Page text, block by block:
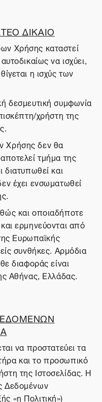
ΔΙΚΑΙΟ
Χρήσης καταστεί
να ισχύει,
η ισχύς των
δεσμευτική συμφωνία
χρήστη της
Χρήσης δεν θα
τμήμα της
και
έχει ενσωματωθεί
και οποιαδήποτε
ερμηνεύονται από
Ευρωπαϊκής
συνθήκες. Αρμόδια
διαφοράς είναι
Αθήνας, Ελλάδας.
να προστατεύει τα
και το προσωπικό
της Ιστοσελίδας. Η
Δεδομένων
«η Πολιτική»)